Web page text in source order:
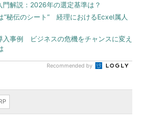
門解説：2026年の選定基準は？
“秘伝のシート” 経理におけるEcxel属人
入事例 ビジネスの危機をチャンスに変え
Recommended by